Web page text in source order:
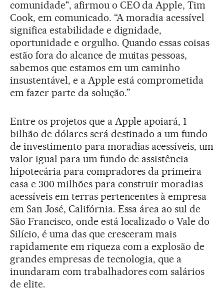
comunidade", afirmou o CEO da Apple, Tim
Cook, em comunicado. “A moradia acessível
significa estabilidade e dignidade,
oportunidade e orgulho. Quando essas coisas
estão fora do alcance de muitas pessoas,
sabemos que estamos em um caminho
insustentável, e a Apple está comprometida
em fazer parte da solução.”
Entre os projetos que a Apple apoiará, 1
bilhão de dólares será destinado a um fundo
de investimento para moradias acessíveis, um
valor igual para um fundo de assistência
hipotecária para compradores da primeira
casa e 300 milhões para construir moradias
acessíveis em terras pertencentes à empresa
em San José, Califórnia. Essa área ao sul de
São Francisco, onde está localizado o Vale do
Silício, é uma das que cresceram mais
rapidamente em riqueza com a explosão de
grandes empresas de tecnologia, que a
inundaram com trabalhadores com salários
de elite.